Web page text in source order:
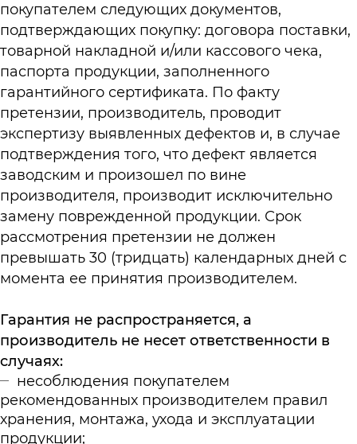
покупателем следующих документов,
подтверждающих покупку: договора поставки,
товарной накладной и/или кассового чека,
паспорта продукции, заполненного
гарантийного сертификата. По факту
претензии, производитель, проводит
экспертизу выявленных дефектов и, в случае
подтверждения того, что дефект является
заводским и произошел по вине
производителя, производит исключительно
замену поврежденной продукции. Срок
рассмотрения претензии не должен
превышать 30 (тридцать) календарных дней с
момента ее принятия производителем.
Гарантия не распространяется, а
производитель не несет ответственности в
случаях:
несоблюдения покупателем
рекомендованных производителем правил
хранения, монтажа, ухода и эксплуатации
продукции;